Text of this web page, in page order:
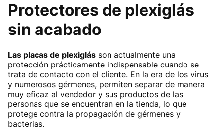
Protectores de plexiglás
sin acabado
Las placas de plexiglás son actualmente una
protección prácticamente indispensable cuando se
trata de contacto con el cliente. En la era de los virus
y numerosos gérmenes, permiten separar de manera
muy eficaz al vendedor y sus productos de las
personas que se encuentran en la tienda, lo que
protege contra la propagación de gérmenes y
bacterias.